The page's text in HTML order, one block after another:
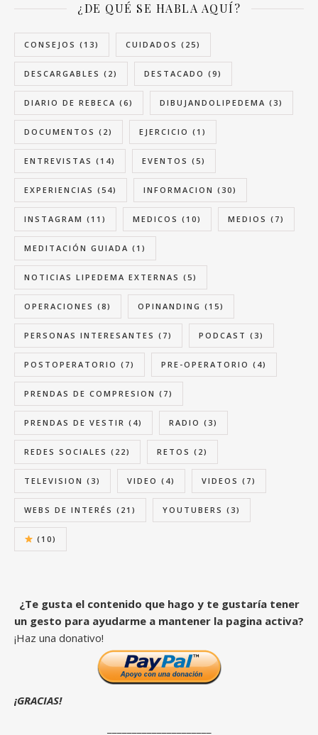
¿DE QUÉ SE HABLA AQUÍ?
CONSEJOS (13) CUIDADOS (25)
DESCARGABLES (2) DESTACADO (9)
DIARIO DE REBECA (6) DIBUJANDOLIPEDEMA (3)
DOCUMENTOS (2) EJERCICIO (1)
ENTREVISTAS (14) EVENTOS (5)
EXPERIENCIAS (54) INFORMACION (30)
INSTAGRAM (11) MEDICOS (10) MEDIOS (7)
MEDITACIÓN GUIADA (1)
NOTICIAS LIPEDEMA EXTERNAS (5)
OPERACIONES (8) OPINANDING (15)
PERSONAS INTERESANTES (7) PODCAST (3)
POSTOPERATORIO (7) PRE-OPERATORIO (4)
PRENDAS DE COMPRESION (7)
PRENDAS DE VESTIR (4) RADIO (3)
REDES SOCIALES (22) RETOS (2)
TELEVISION (3) VIDEO (4) VIDEOS (7)
WEBS DE INTERÉS (21) YOUTUBERS (3)
(10)
¿Te gusta el contenido que hago y te gustaría tener
un gesto para ayudarme a mantener la pagina activa?
¡Haz una donativo!
¡GRACIAS!